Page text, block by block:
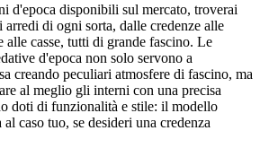
d'epoca disponibili sul mercato, troverai
arredi di ogni sorta, dalle credenze alle
alle casse, tutti di grande fascino. Le
d'epoca non solo servono a
creando peculiari atmosfere di fascino, ma
al meglio gli interni con una precisa
doti di funzionalità e stile: il modello
caso tuo, se desideri una credenza